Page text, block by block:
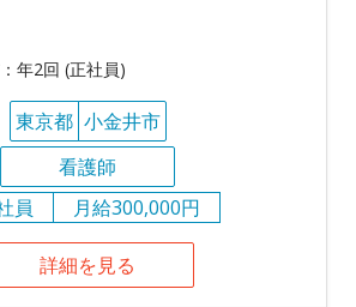
年2回 (正社員)
東京都 小金井市
看護師
員
月給300,000円
詳細を見る